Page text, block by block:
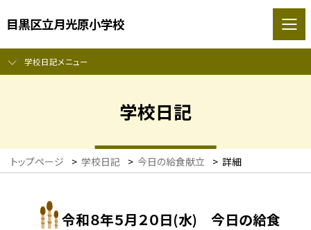
目黒区立月光原小学校
学校日記メニュー
学校日記
トップページ > 学校日記 > 今日の給食献立 > 詳細
令和８年５月２０日(水) 今日の給食